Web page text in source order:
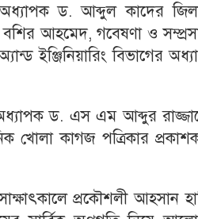
ড. আব্দুল কাদের
বশির আহমেদ, গবেষণা ও
ইঞ্জিনিয়ারিং বিভাগের
অধ্যাপক ড. এস এম আব্দুর
খোলা কাগজ পত্রিকার
প্রকৌশলী আহসান